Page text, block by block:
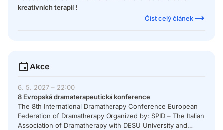
interactive, creative and playful process, aims to enhance
health and wellbeing. Dramatherapy is applicable in
community, educational and clinical contexts, and works
kreativních terapií !
Číst celý článek
Akce
6. 5. 2027 – 22:00
8 Evropská dramaterapeutická konference
The 8th International Dramatherapy Conference European
Federation of Dramatherapy Organized by: SPID – The Italian
Association of Dramatherapy with DESU University and